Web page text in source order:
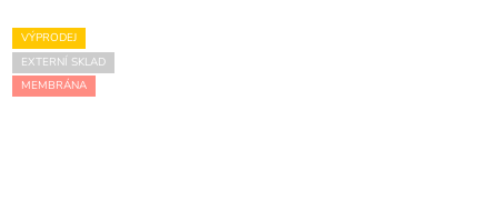
VÝPRODEJ
EXTERNÍ SKLAD
MEMBRÁNA